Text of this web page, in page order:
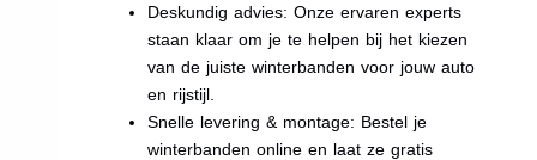
Deskundig advies: Onze ervaren experts
staan klaar om je te helpen bij het kiezen
van de juiste winterbanden voor jouw auto
en rijstijl.
Snelle levering & montage: Bestel je
winterbanden online en laat ze gratis